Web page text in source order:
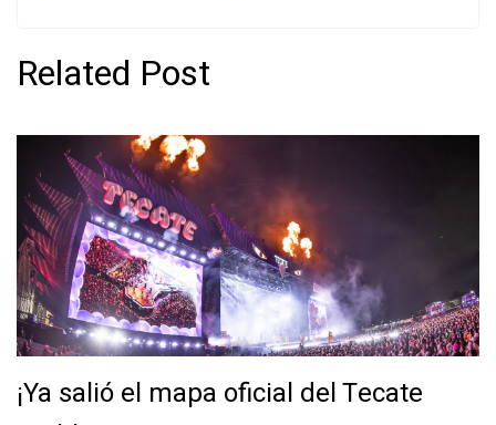
Related Post
¡Ya salió el mapa oficial del Tecate